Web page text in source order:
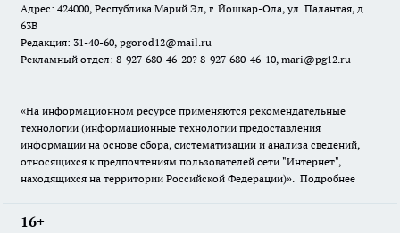
Адрес: 424000, Республика Марий Эл, г. Йошкар-Ола, ул. Палантая, д.
63В
Редакция: 31-40-60, pgorod12@mail.ru
Рекламный отдел: 8-927-680-46-20? 8-927-680-46-10, mari@pg12.ru
«На информационном ресурсе применяются рекомендательные
технологии (информационные технологии предоставления
информации на основе сбора, систематизации и анализа сведений,
относящихся к предпочтениям пользователей сети "Интернет",
находящихся на территории Российской Федерации)». Подробнее
16+